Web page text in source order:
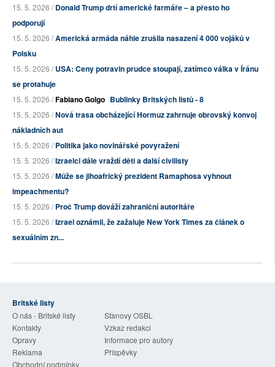
15. 5. 2026 /Donald Trump drtí americké farmáře – a přesto ho
podporují
15. 5. 2026 /Americká armáda náhle zrušila nasazení 4 000 vojáků v
Polsku
15. 5. 2026 /USA: Ceny potravin prudce stoupají, zatímco válka v Íránu
se protahuje
15. 5. 2026 /Fabiano Golgo Bublinky Britských listů - 8
15. 5. 2026 /Nová trasa obcházející Hormuz zahrnuje obrovský konvoj
nákladních aut
15. 5. 2026 /Politika jako novinářské povyražení
15. 5. 2026 /Izraelci dále vraždí děti a další civilisty
15. 5. 2026 /Může se jihoafrický prezident Ramaphosa vyhnout
impeachmentu?
15. 5. 2026 /Proč Trump dováží zahraniční autoritáře
15. 5. 2026 /Izrael oznámil, že zažaluje New York Times za článek o
sexuálním zn...
Britské listy
O nás - Britské listy
Stanovy OSBL
Kontakty
Vzkaz redakci
Opravy
Informace pro autory
Reklama
Příspěvky
Obchodní podmínky